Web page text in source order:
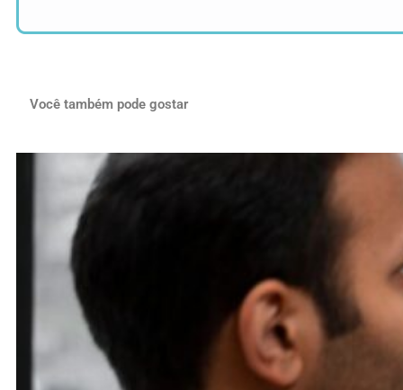
Você também pode gostar